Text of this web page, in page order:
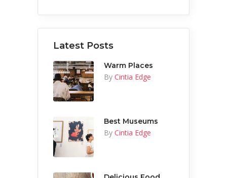
Latest Posts
Warm Places
By Cintia Edge
Best Museums
By Cintia Edge